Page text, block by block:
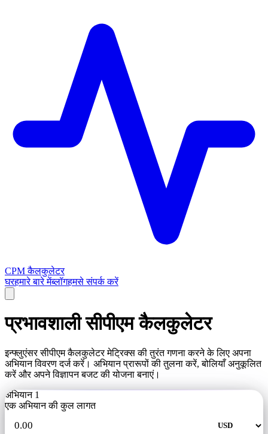
CPM कैलकुलेटर
घरहमारे बारे मेंब्लॉगहमसे संपर्क करें
प्रभावशाली सीपीएम कैलकुलेटर
इन्फ्लुएंसर सीपीएम कैलकुलेटर मेट्रिक्स की तुरंत गणना करने के लिए अपना
अभियान विवरण दर्ज करें। अभियान प्रारूपों की तुलना करें, बोलियाँ अनुकूलित
करें और अपने विज्ञापन बजट की योजना बनाएं।
अभियान 1
एक अभियान की कुल लागत